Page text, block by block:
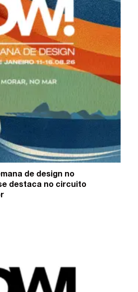
de design no
destaca no circuito